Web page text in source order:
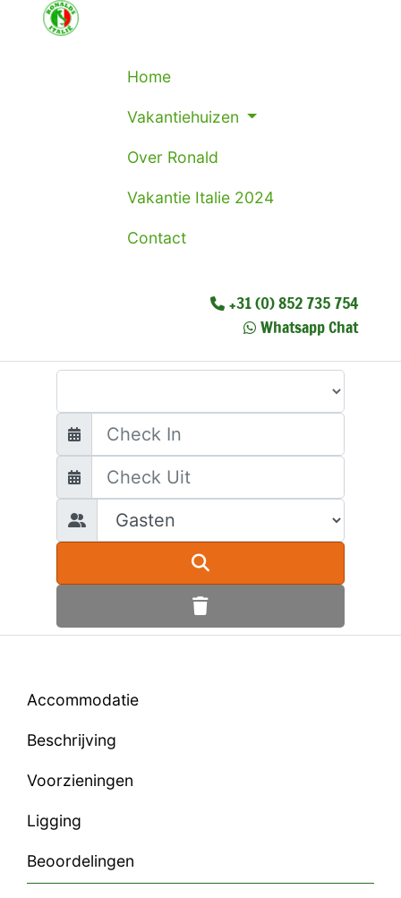
Home
Vakantiehuizen
Over Ronald
Vakantie Italie 2024
Contact
+31 (0) 852 735 754
Whatsapp Chat
Accommodatie
Beschrijving
Voorzieningen
Ligging
Beoordelingen